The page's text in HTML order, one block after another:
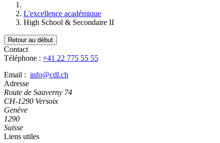
L'excellence académique
High School & Secondaire II
Retour au début
Contact
Téléphone : +41 22 775 55 55
Email : info@cdl.ch
Adresse
Route de Sauverny 74
CH-1290 Versoix
Genève
1290
Suisse
Liens utiles